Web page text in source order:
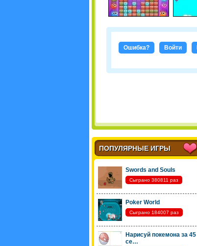
Ошибка? Войти
ПОПУЛЯРНЫЕ ИГРЫ
Swords and Souls
Сыграно 380811 раз
Poker World
Сыграно 184007 раз
Нарисуй покемона за 45
се…